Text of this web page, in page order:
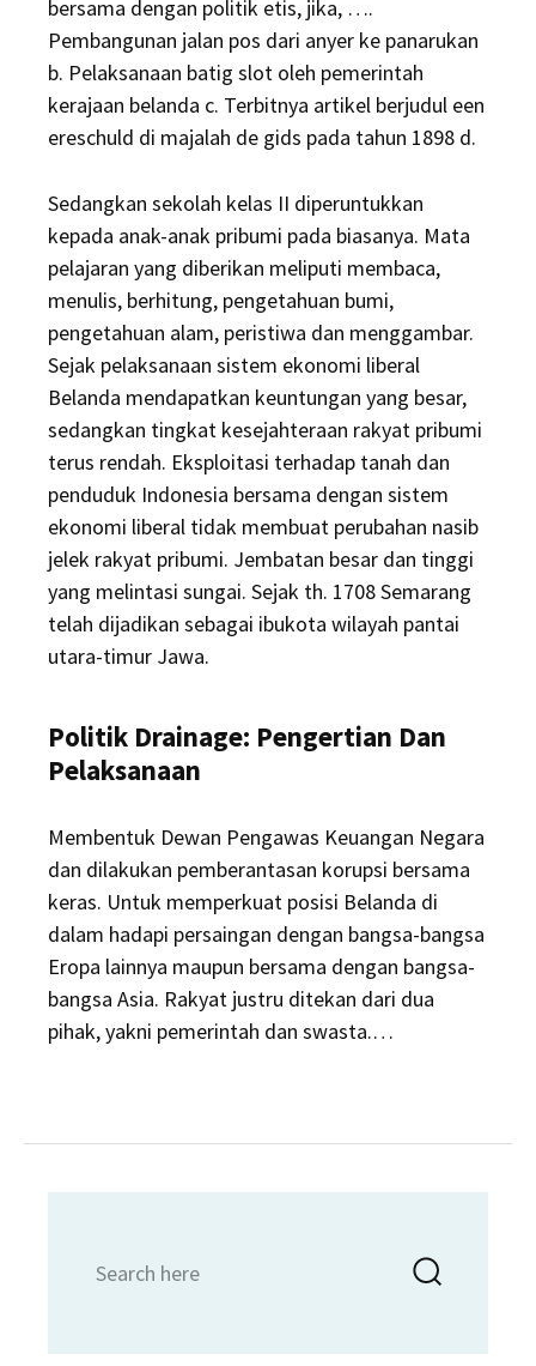
bersama dengan politik etis, jika, ….
Pembangunan jalan pos dari anyer ke panarukan
b. Pelaksanaan batig slot oleh pemerintah
kerajaan belanda c. Terbitnya artikel berjudul een
ereschuld di majalah de gids pada tahun 1898 d.
Sedangkan sekolah kelas II diperuntukkan
kepada anak-anak pribumi pada biasanya. Mata
pelajaran yang diberikan meliputi membaca,
menulis, berhitung, pengetahuan bumi,
pengetahuan alam, peristiwa dan menggambar.
Sejak pelaksanaan sistem ekonomi liberal
Belanda mendapatkan keuntungan yang besar,
sedangkan tingkat kesejahteraan rakyat pribumi
terus rendah. Eksploitasi terhadap tanah dan
penduduk Indonesia bersama dengan sistem
ekonomi liberal tidak membuat perubahan nasib
jelek rakyat pribumi. Jembatan besar dan tinggi
yang melintasi sungai. Sejak th. 1708 Semarang
telah dijadikan sebagai ibukota wilayah pantai
utara-timur Jawa.
Politik Drainage: Pengertian Dan
Pelaksanaan
Membentuk Dewan Pengawas Keuangan Negara
dan dilakukan pemberantasan korupsi bersama
keras. Untuk memperkuat posisi Belanda di
dalam hadapi persaingan dengan bangsa-bangsa
Eropa lainnya maupun bersama dengan bangsa-
bangsa Asia. Rakyat justru ditekan dari dua
pihak, yakni pemerintah dan swasta.…
for: